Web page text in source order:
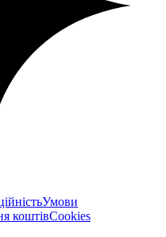
Умови
коштівCookies